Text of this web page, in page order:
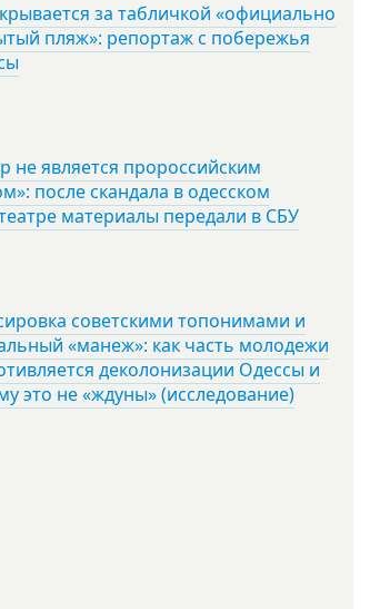
за табличкой «официально
пляж»: репортаж с побережья
не является пророссийским
после скандала в одесском
материалы передали в СБУ
советскими топонимами и
«манеж»: как часть молодежи
деколонизации Одессы и
это не «ждуны» (исследование)